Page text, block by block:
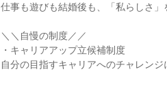
仕事も遊びも結婚後も、「私らしさ
＼＼自慢の制度／／
・キャリアアップ立候補制度
自分の目指すキャリアへのチャレン